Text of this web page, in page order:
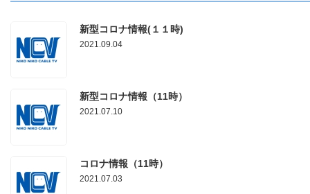
新型コロナ情報(１１時)
2021.09.04
新型コロナ情報（11時）
2021.07.10
コロナ情報（11時）
2021.07.03